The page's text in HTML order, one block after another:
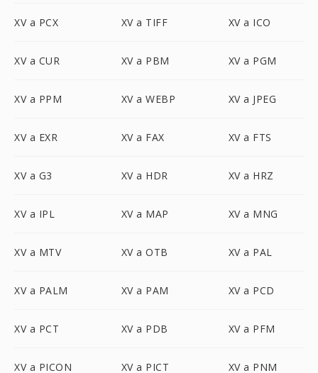
XV a PCX XV a TIFF XV a ICO
XV a CUR XV a PBM XV a PGM
XV a PPM XV a WEBP XV a JPEG
XV a EXR XV a FAX XV a FTS
XV a G3 XV a HDR XV a HRZ
XV a IPL XV a MAP XV a MNG
XV a MTV XV a OTB XV a PAL
XV a PALM XV a PAM XV a PCD
XV a PCT XV a PDB XV a PFM
XV a PICON XV a PICT XV a PNM